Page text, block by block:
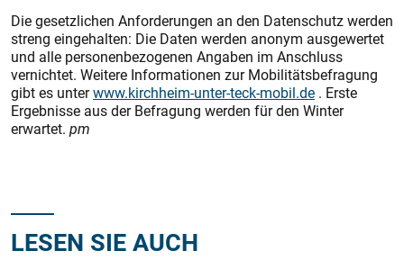
Die gesetzlichen Anforderungen an den Datenschutz werden
streng eingehalten: Die Daten werden anonym ausgewertet
und alle personenbezogenen Angaben im Anschluss
vernichtet. Weitere Informationen zur Mobilitätsbefragung
gibt es unterwww.kirchheim-unter-teck-mobil.de ​​​​​​. Erste
Ergebnisse aus der Befragung werden für den Winter
erwartet. pm
LESEN SIE AUCH